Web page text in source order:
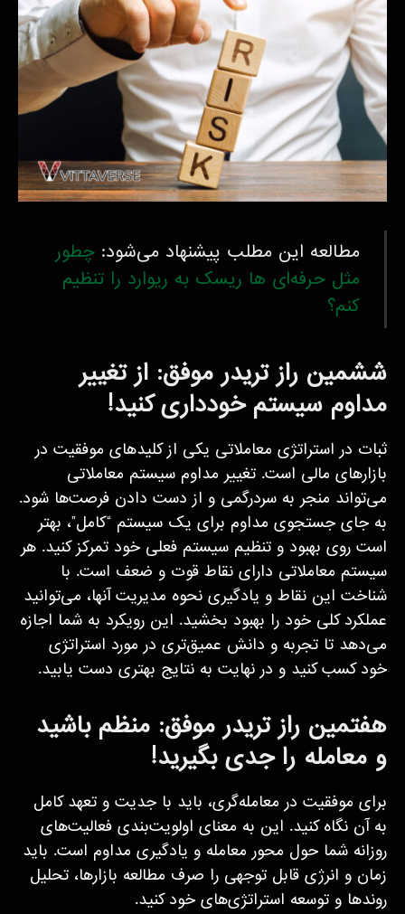
مطالعه این مطلب پیشنهاد می‌شود: چطور
مثل حرفه‌ای ها ریسک به ریوارد را تنظیم
کنم؟
ششمین راز تریدر موفق: از تغییر
مداوم سیستم خودداری کنید!
ثبات در استراتژی معاملاتی یکی از کلیدهای موفقیت در
بازارهای مالی است. تغییر مداوم سیستم معاملاتی
می‌تواند منجر به سردرگمی و از دست دادن فرصت‌ها شود.
به جای جستجوی مداوم برای یک سیستم “کامل”، بهتر
است روی بهبود و تنظیم سیستم فعلی خود تمرکز کنید. هر
سیستم معاملاتی دارای نقاط قوت و ضعف است. با
شناخت این نقاط و یادگیری نحوه مدیریت آنها، می‌توانید
عملکرد کلی خود را بهبود بخشید. این رویکرد به شما اجازه
می‌دهد تا تجربه و دانش عمیق‌تری در مورد استراتژی
خود کسب کنید و در نهایت به نتایج بهتری دست یابید.
هفتمین راز تریدر موفق: منظم باشید
و معامله را جدی بگیرید!
برای موفقیت در معامله‌گری، باید با جدیت و تعهد کامل
به آن نگاه کنید. این به معنای اولویت‌بندی فعالیت‌های
روزانه شما حول محور معامله و یادگیری مداوم است. باید
زمان و انرژی قابل توجهی را صرف مطالعه بازارها، تحلیل
روندها و توسعه استراتژی‌های خود کنید.